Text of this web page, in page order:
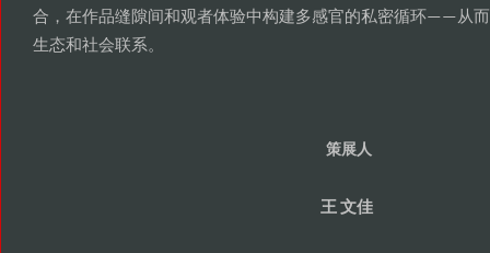
合 ， 在作品缝隙间和观者体验中构建多感官的私密循环——从
生态和社会联系。
策展人
王 文佳